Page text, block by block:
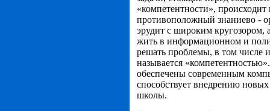
«компетентности»,
противоположный знаниево -
эрудит с широким кругозором,
жить в информационном и
решать проблемы, в том числе
называется
обеспечены современным
способствует внедре­нию
школы.